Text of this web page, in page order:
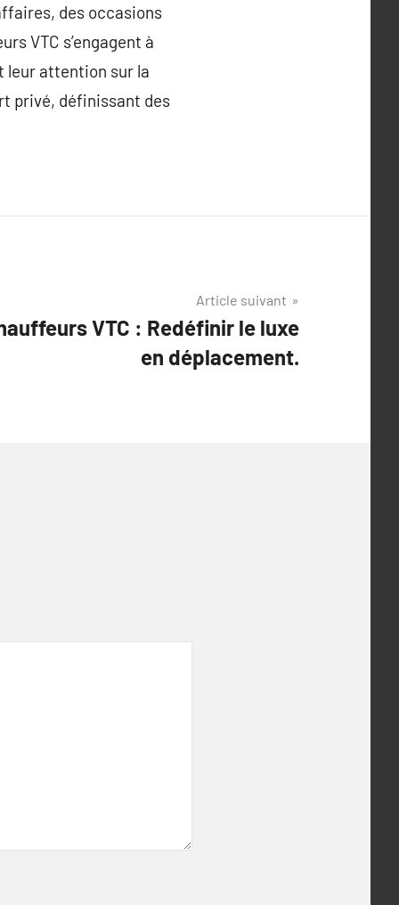
des occasions
VTC s’engagent à
leur attention sur la
privé, définissant des
Article suivant
VTC : Redéfinir le luxe
en déplacement.